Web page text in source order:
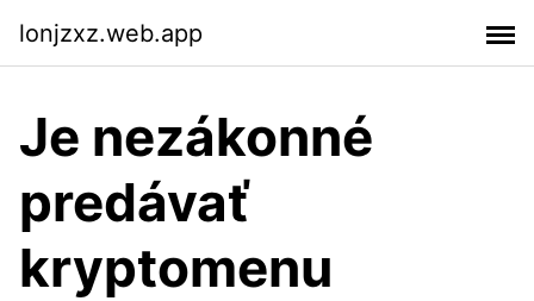
lonjzxz.web.app
Je nezákonné
predávať
kryptomenu